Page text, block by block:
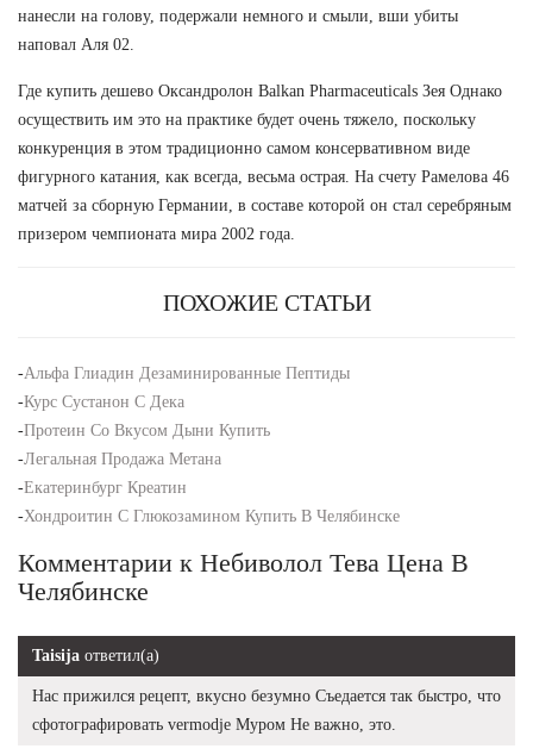
нанесли на голову, подержали немного и смыли, вши убиты
наповал Аля 02.
Где купить дешево Оксандролон Balkan Pharmaceuticals Зея Однако
осуществить им это на практике будет очень тяжело, поскольку
конкуренция в этом традиционно самом консервативном виде
фигурного катания, как всегда, весьма острая. На счету Рамелова 46
матчей за сборную Германии, в составе которой он стал серебряным
призером чемпионата мира 2002 года.
ПОХОЖИЕ СТАТЬИ
-Альфа Глиадин Дезаминированные Пептиды
-Курс Сустанон С Дека
-Протеин Со Вкусом Дыни Купить
-Легальная Продажа Метана
-Екатеринбург Креатин
-Хондроитин С Глюкозамином Купить В Челябинске
Комментарии к Небиволол Тева Цена В
Челябинске
Taisija ответил(а)
Нас прижился рецепт, вкусно безумно Съедается так быстро, что
сфотографировать vermodje Муром Не важно, это.